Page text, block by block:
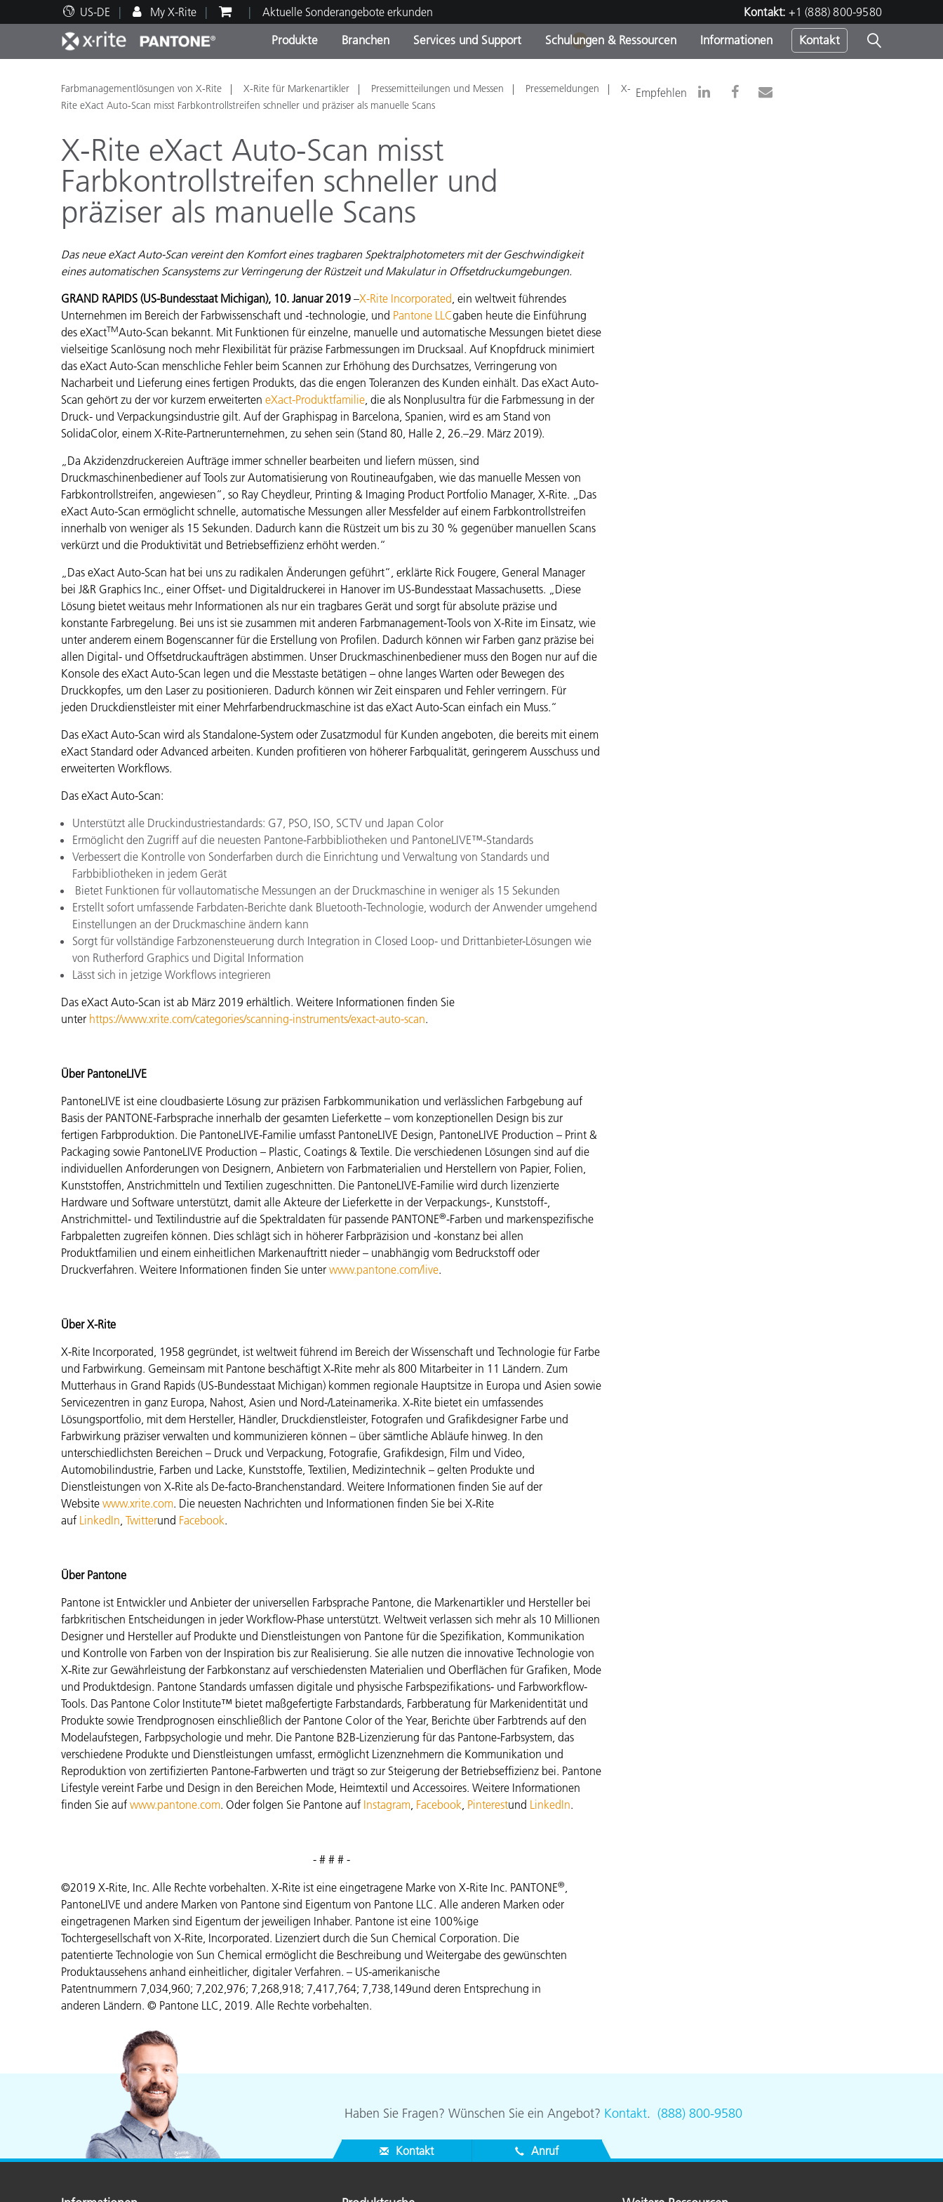
US-DE My X-Rite Aktuelle Sonderangebote erkunden Kontakt: +1 (888) 800-9580
Produkte
Spitzenprodukte Produktkategorien
Eingestellte Produkte - Finden
Branchen
Druck und Verpackung
Automobil
Kunststoff
Anstrichmittel und Lacke
Textil
Kosmetikhersteller
OEM Display & Printer
Verbrauchsgüter
Biowissenschaften
Unterhaltungselektronik
Papier
Baumaterialien
Gebrauchsgüter
Services und Support
Technischer Support Service und Wartung Kontakt zu unserem Team
Schulungen & Ressourcen
Pädagogische Ressourcen Ausbildung
Brand Experience Center
Beratungen & Audits
Top Downloads
Informationen Kontakt
1
Farbmanagementlösungen von X-Rite X-Rite für Markenartikler Pressemitteilungen und Messen Pressemeldungen
X-
Rite eXact Auto-Scan misst Farbkontrollstreifen schneller und präziser als manuelle Scans
Empfehlen
X-Rite eXact Auto-Scan misst
Farbkontrollstreifen schneller und
präziser als manuelle Scans
Das neue eXact Auto-Scan vereint den Komfort eines tragbaren Spektralphotometers mit der Geschwindigkeit
eines automatischen Scansystems zur Verringerung der Rüstzeit und Makulatur in Offsetdruckumgebungen.
GRAND RAPIDS (US-Bundesstaat Michigan), 10. Januar 2019 –X-Rite Incorporated, ein weltweit führendes
Unternehmen im Bereich der Farbwissenschaft und -technologie, und Pantone LLCgaben heute die Einführung
des eXactTMAuto-Scan bekannt. Mit Funktionen für einzelne, manuelle und automatische Messungen bietet diese
vielseitige Scanlösung noch mehr Flexibilität für präzise Farbmessungen im Drucksaal. Auf Knopfdruck minimiert
das eXact Auto-Scan menschliche Fehler beim Scannen zur Erhöhung des Durchsatzes, Verringerung von
Nacharbeit und Lieferung eines fertigen Produkts, das die engen Toleranzen des Kunden einhält. Das eXact Auto-
Scan gehört zu der vor kurzem erweiterten eXact-Produktfamilie, die als Nonplusultra für die Farbmessung in der
Druck- und Verpackungsindustrie gilt. Auf der Graphispag in Barcelona, Spanien, wird es am Stand von
SolidaColor, einem X-Rite-Partnerunternehmen, zu sehen sein (Stand 80, Halle 2, 26.–29. März 2019).
„Da Akzidenzdruckereien Aufträge immer schneller bearbeiten und liefern müssen, sind
Druckmaschinenbediener auf Tools zur Automatisierung von Routineaufgaben, wie das manuelle Messen von
Farbkontrollstreifen, angewiesen“, so Ray Cheydleur, Printing & Imaging Product Portfolio Manager, X-Rite. „Das
eXact Auto-Scan ermöglicht schnelle, automatische Messungen aller Messfelder auf einem Farbkontrollstreifen
innerhalb von weniger als 15 Sekunden. Dadurch kann die Rüstzeit um bis zu 30 % gegenüber manuellen Scans
verkürzt und die Produktivität und Betriebseffizienz erhöht werden.“
„Das eXact Auto-Scan hat bei uns zu radikalen Änderungen geführt“, erklärte Rick Fougere, General Manager
bei J&R Graphics Inc., einer Offset- und Digitaldruckerei in Hanover im US-Bundesstaat Massachusetts. „Diese
Lösung bietet weitaus mehr Informationen als nur ein tragbares Gerät und sorgt für absolute präzise und
konstante Farbregelung. Bei uns ist sie zusammen mit anderen Farbmanagement-Tools von X-Rite im Einsatz, wie
unter anderem einem Bogenscanner für die Erstellung von Profilen. Dadurch können wir Farben ganz präzise bei
allen Digital- und Offsetdruckaufträgen abstimmen. Unser Druckmaschinenbediener muss den Bogen nur auf die
Konsole des eXact Auto-Scan legen und die Messtaste betätigen – ohne langes Warten oder Bewegen des
Druckkopfes, um den Laser zu positionieren. Dadurch können wir Zeit einsparen und Fehler verringern. Für
jeden Druckdienstleister mit einer Mehrfarbendruckmaschine ist das eXact Auto-Scan einfach ein Muss.“
Das eXact Auto-Scan wird als Standalone-System oder Zusatzmodul für Kunden angeboten, die bereits mit einem
eXact Standard oder Advanced arbeiten. Kunden profitieren von höherer Farbqualität, geringerem Ausschuss und
erweiterten Workflows.
Das eXact Auto-Scan:
Unterstützt alle Druckindustriestandards: G7, PSO, ISO, SCTV und Japan Color
Ermöglicht den Zugriff auf die neuesten Pantone-Farbbibliotheken und PantoneLIVE™-Standards
Verbessert die Kontrolle von Sonderfarben durch die Einrichtung und Verwaltung von Standards und
Farbbibliotheken in jedem Gerät
Bietet Funktionen für vollautomatische Messungen an der Druckmaschine in weniger als 15 Sekunden
Erstellt sofort umfassende Farbdaten-Berichte dank Bluetooth-Technologie, wodurch der Anwender umgehend
Einstellungen an der Druckmaschine ändern kann
Sorgt für vollständige Farbzonensteuerung durch Integration in Closed Loop- und Drittanbieter-Lösungen wie
von Rutherford Graphics und Digital Information
Lässt sich in jetzige Workflows integrieren
Das eXact Auto-Scan ist ab März 2019 erhältlich. Weitere Informationen finden Sie
unter https://www.xrite.com/categories/scanning-instruments/exact-auto-scan.
Über PantoneLIVE
PantoneLIVE ist eine cloudbasierte Lösung zur präzisen Farbkommunikation und verlässlichen Farbgebung auf
Basis der PANTONE-Farbsprache innerhalb der gesamten Lieferkette – vom konzeptionellen Design bis zur
fertigen Farbproduktion. Die PantoneLIVE-Familie umfasst PantoneLIVE Design, PantoneLIVE Production – Print &
Packaging sowie PantoneLIVE Production – Plastic, Coatings & Textile. Die verschiedenen Lösungen sind auf die
individuellen Anforderungen von Designern, Anbietern von Farbmaterialien und Herstellern von Papier, Folien,
Kunststoffen, Anstrichmitteln und Textilien zugeschnitten. Die PantoneLIVE-Familie wird durch lizenzierte
Hardware und Software unterstützt, damit alle Akteure der Lieferkette in der Verpackungs-, Kunststoff-,
Anstrichmittel- und Textilindustrie auf die Spektraldaten für passende PANTONE®-Farben und markenspezifische
Farbpaletten zugreifen können. Dies schlägt sich in höherer Farbpräzision und -konstanz bei allen
Produktfamilien und einem einheitlichen Markenauftritt nieder – unabhängig vom Bedruckstoff oder
Druckverfahren. Weitere Informationen finden Sie unter www.pantone.com/live.
Über X-Rite
X-Rite Incorporated, 1958 gegründet, ist weltweit führend im Bereich der Wissenschaft und Technologie für Farbe
und Farbwirkung. Gemeinsam mit Pantone beschäftigt X‑Rite mehr als 800 Mitarbeiter in 11 Ländern. Zum
Mutterhaus in Grand Rapids (US-Bundesstaat Michigan) kommen regionale Hauptsitze in Europa und Asien sowie
Servicezentren in ganz Europa, Nahost, Asien und Nord-/Lateinamerika. X‑Rite bietet ein umfassendes
Lösungsportfolio, mit dem Hersteller, Händler, Druckdienstleister, Fotografen und Grafikdesigner Farbe und
Farbwirkung präziser verwalten und kommunizieren können – über sämtliche Abläufe hinweg. In den
unterschiedlichsten Bereichen – Druck und Verpackung, Fotografie, Grafikdesign, Film und Video,
Automobilindustrie, Farben und Lacke, Kunststoffe, Textilien, Medizintechnik – gelten Produkte und
Dienstleistungen von X‑Rite als De-facto-Branchenstandard. Weitere Informationen finden Sie auf der
Website www.xrite.com. Die neuesten Nachrichten und Informationen finden Sie bei X‑Rite
auf LinkedIn, Twitterund Facebook.
Über Pantone
Pantone ist Entwickler und Anbieter der universellen Farbsprache Pantone, die Markenartikler und Hersteller bei
farbkritischen Entscheidungen in jeder Workflow-Phase unterstützt. Weltweit verlassen sich mehr als 10 Millionen
Designer und Hersteller auf Produkte und Dienstleistungen von Pantone für die Spezifikation, Kommunikation
und Kontrolle von Farben von der Inspiration bis zur Realisierung. Sie alle nutzen die innovative Technologie von
X‑Rite zur Gewährleistung der Farbkonstanz auf verschiedensten Materialien und Oberflächen für Grafiken, Mode
und Produktdesign. Pantone Standards umfassen digitale und physische Farbspezifikations- und Farbworkflow-
Tools. Das Pantone Color Institute™ bietet maßgefertigte Farbstandards, Farbberatung für Markenidentität und
Produkte sowie Trendprognosen einschließlich der Pantone Color of the Year, Berichte über Farbtrends auf den
Modelaufstegen, Farbpsychologie und mehr. Die Pantone B2B-Lizenzierung für das Pantone-Farbsystem, das
verschiedene Produkte und Dienstleistungen umfasst, ermöglicht Lizenznehmern die Kommunikation und
Reproduktion von zertifizierten Pantone-Farbwerten und trägt so zur Steigerung der Betriebseffizienz bei. Pantone
Lifestyle vereint Farbe und Design in den Bereichen Mode, Heimtextil und Accessoires. Weitere Informationen
finden Sie auf www.pantone.com. Oder folgen Sie Pantone auf Instagram, Facebook, Pinterestund LinkedIn.
- # # # -
©2019 X-Rite, Inc. Alle Rechte vorbehalten. X-Rite ist eine eingetragene Marke von X-Rite Inc. PANTONE®,
PantoneLIVE und andere Marken von Pantone sind Eigentum von Pantone LLC. Alle anderen Marken oder
eingetragenen Marken sind Eigentum der jeweiligen Inhaber. Pantone ist eine 100%ige
Tochtergesellschaft von X-Rite, Incorporated. Lizenziert durch die Sun Chemical Corporation. Die
patentierte Technologie von Sun Chemical ermöglicht die Beschreibung und Weitergabe des gewünschten
Produktaussehens anhand einheitlicher, digitaler Verfahren. – US-amerikanische
Patentnummern 7,034,960; 7,202,976; 7,268,918; 7,417,764; 7,738,149und deren Entsprechung in
anderen Ländern. © Pantone LLC, 2019. Alle Rechte vorbehalten.
Haben Sie Fragen? Wünschen Sie ein Angebot? Kontakt. (888) 800-9580
Kontakt Anruf